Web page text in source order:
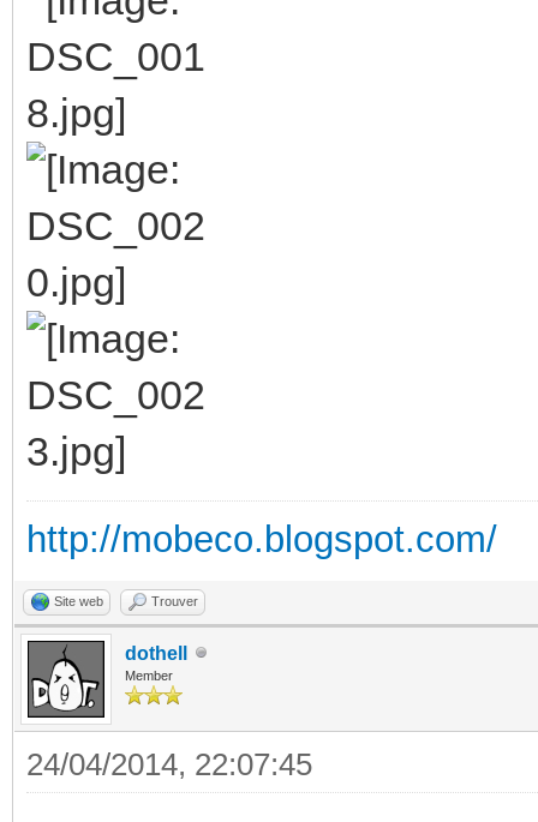
http://mobeco.blogspot.com/
Site web Trouver
dothell
Member
24/04/2014, 22:07:45